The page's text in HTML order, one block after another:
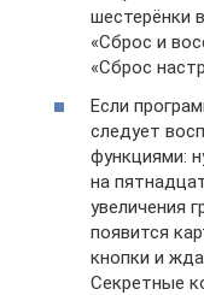
шестерёнки
«Сброс и
«Сброс
Если
следует
функциями:
на
увеличения
появится
кнопки и
Секретные